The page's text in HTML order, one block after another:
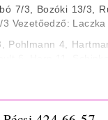
7/3, Bozóki 13/3,
Vezetőedző:
Pohlmann 4,
71 35%